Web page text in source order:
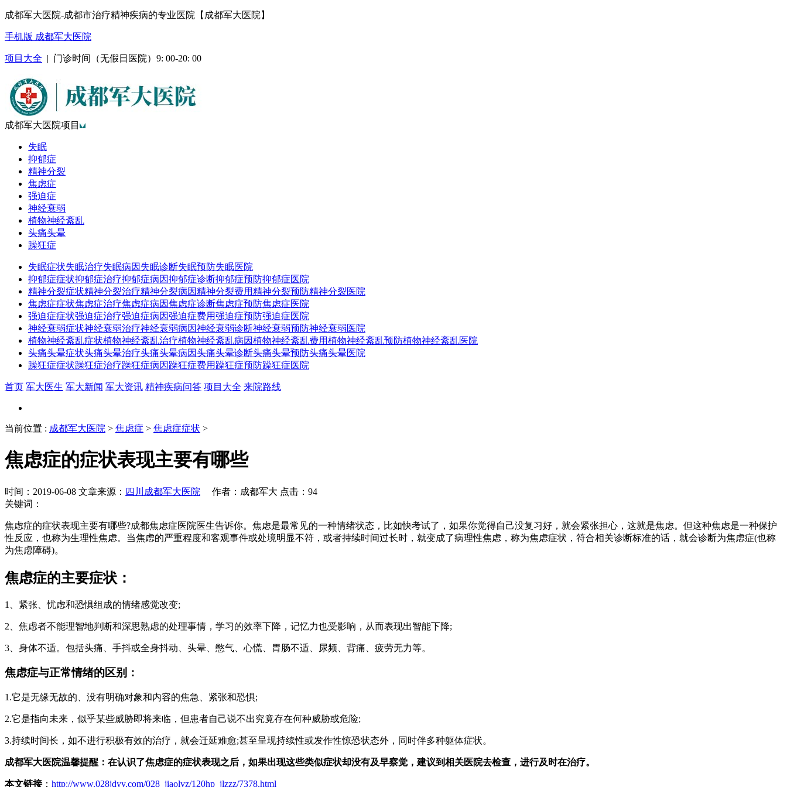
成都军大医院-成都市治疗精神疾病的专业医院【成都军大医院】
手机版 成都军大医院
项目大全 | 门诊时间（无假日医院）9: 00-20: 00
成都军大医院项目
失眠
抑郁症
精神分裂
焦虑症
强迫症
神经衰弱
植物神经紊乱
头痛头晕
躁狂症
失眠症状失眠治疗失眠病因 失眠诊断失眠预防失眠医院
抑郁症症状抑郁症治疗抑郁症病因抑郁症诊断抑郁症预防抑郁症医院
精神分裂症状精神分裂治疗精神分裂病因精神分裂费用精神分裂预防精神分裂医院
焦虑症症状焦虑症治疗焦虑症病因焦虑症诊断焦虑症预防焦虑症医院
强迫症症状强迫症治疗强迫症病因强迫症费用强迫症预防强迫症医院
神经衰弱症状神经衰弱治疗神经衰弱病因神经衰弱诊断神经衰弱预防神经衰弱医院
植物神经紊乱症状植物神经紊乱治疗植物神经紊乱病因植物神经紊乱费用植物神经紊乱预防植物神经紊乱医院
头痛头晕症状头痛头晕治疗头痛头晕病因头痛头晕诊断头痛头晕预防头痛头晕医院
躁狂症症状躁狂症治疗躁狂症病因 躁狂症费用 躁狂症预防躁狂症医院
首页 军大医生 军大新闻 军大资讯 精神疾病问答 项目大全 来院路线
当前位置 : 成都军大医院 > 焦虑症 > 焦虑症症状 >
焦虑症的症状表现主要有哪些
时间：2019-06-08 文章来源： 四川成都军大医院 作者：成都军大 点击：94
关键词：
焦虑症的症状表现主要有哪些?成都焦虑症医院医生告诉你。焦虑是最常见的一种情绪状态，比如快考试了，如果你觉得自己没复习好，就会紧张担心，这就是焦虑。但这种焦虑是一种保护
性反应，也称为生理性焦虑。当焦虑的严重程度和客观事件或处境明显不符，或者持续时间过长时，就变成了病理性焦虑，称为焦虑症状，符合相关诊断标准的话，就会诊断为焦虑症(也称
为焦虑障碍)。
焦虑症的主要症状：
1、紧张、忧虑和恐惧组成的情绪感觉改变;
2、焦虑者不能理智地判断和深思熟虑的处理事情，学习的效率下降，记忆力也受影响，从而表现出智能下降;
3、身体不适。包括头痛、手抖或全身抖动、头晕、憋气、心慌、胃肠不适、尿频、背痛、疲劳无力等。
焦虑症与正常情绪的区别：
1.它是无缘无故的、没有明确对象和内容的焦急、紧张和恐惧;
2.它是指向未来，似乎某些威胁即将来临，但患者自己说不出究竟存在何种威胁或危险;
3.持续时间长，如不进行积极有效的治疗，就会迁延难愈;甚至呈现持续性或发作性惊恐状态外，同时伴多种躯体症状。
成都军大医院温馨提醒：在认识了焦虑症的症状表现之后，如果出现这些类似症状却没有及早察觉，建议到相关医院去检查，进行及时在治疗。
本文链接： http://www.028jdyy.com/028_jiaolvz/120hp_jlzzz/7378.html